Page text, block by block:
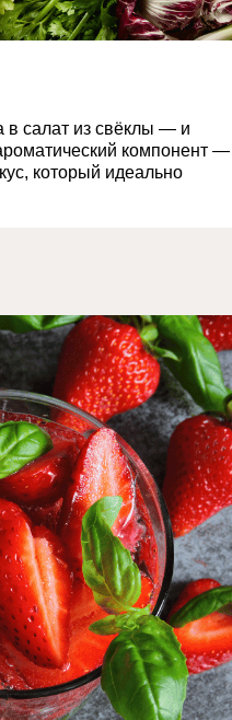
в салат из свёклы — и
компонент —
который идеально